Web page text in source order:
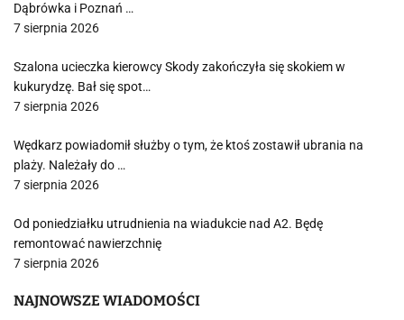
Dąbrówka i Poznań …
7 sierpnia 2026
Szalona ucieczka kierowcy Skody zakończyła się skokiem w
kukurydzę. Bał się spot…
7 sierpnia 2026
Wędkarz powiadomił służby o tym, że ktoś zostawił ubrania na
plaży. Należały do …
7 sierpnia 2026
Od poniedziałku utrudnienia na wiadukcie nad A2. Będę
remontować nawierzchnię
7 sierpnia 2026
NAJNOWSZE WIADOMOŚCI